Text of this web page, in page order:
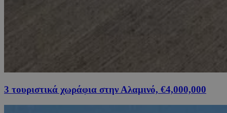
3 τουριστικά χωράφια στην Αλαμινό, €4,000,000